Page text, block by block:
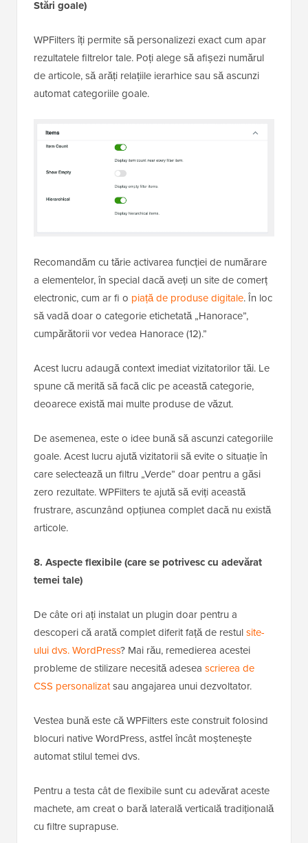
Stări goale)
WPFilters îți permite să personalizezi exact cum apar
rezultatele filtrelor tale. Poți alege să afișezi numărul
de articole, să arăți relațiile ierarhice sau să ascunzi
automat categoriile goale.
Recomandăm cu tărie activarea funcției de numărare
a elementelor, în special dacă aveți un site de comerț
electronic, cum ar fi o piață de produse digitale. În loc
să vadă doar o categorie etichetată „Hanorace”,
cumpărătorii vor vedea Hanorace (12).”
Acest lucru adaugă context imediat vizitatorilor tăi. Le
spune că merită să facă clic pe această categorie,
deoarece există mai multe produse de văzut.
De asemenea, este o idee bună să ascunzi categoriile
goale. Acest lucru ajută vizitatorii să evite o situație în
care selectează un filtru „Verde” doar pentru a găsi
zero rezultate. WPFilters te ajută să eviți această
frustrare, ascunzând opțiunea complet dacă nu există
articole.
8. Aspecte flexibile (care se potrivesc cu adevărat
temei tale)
De câte ori ați instalat un plugin doar pentru a
descoperi că arată complet diferit față de restulsite-
ului dvs. WordPress? Mai rău, remedierea acestei
probleme de stilizare necesită adesea scrierea de
CSS personalizatsau angajarea unui dezvoltator.
Vestea bună este că WPFilters este construit folosind
blocuri native WordPress, astfel încât moștenește
automat stilul temei dvs.
Pentru a testa cât de flexibile sunt cu adevărat aceste
machete, am creat o bară laterală verticală tradițională
cu filtre suprapuse.